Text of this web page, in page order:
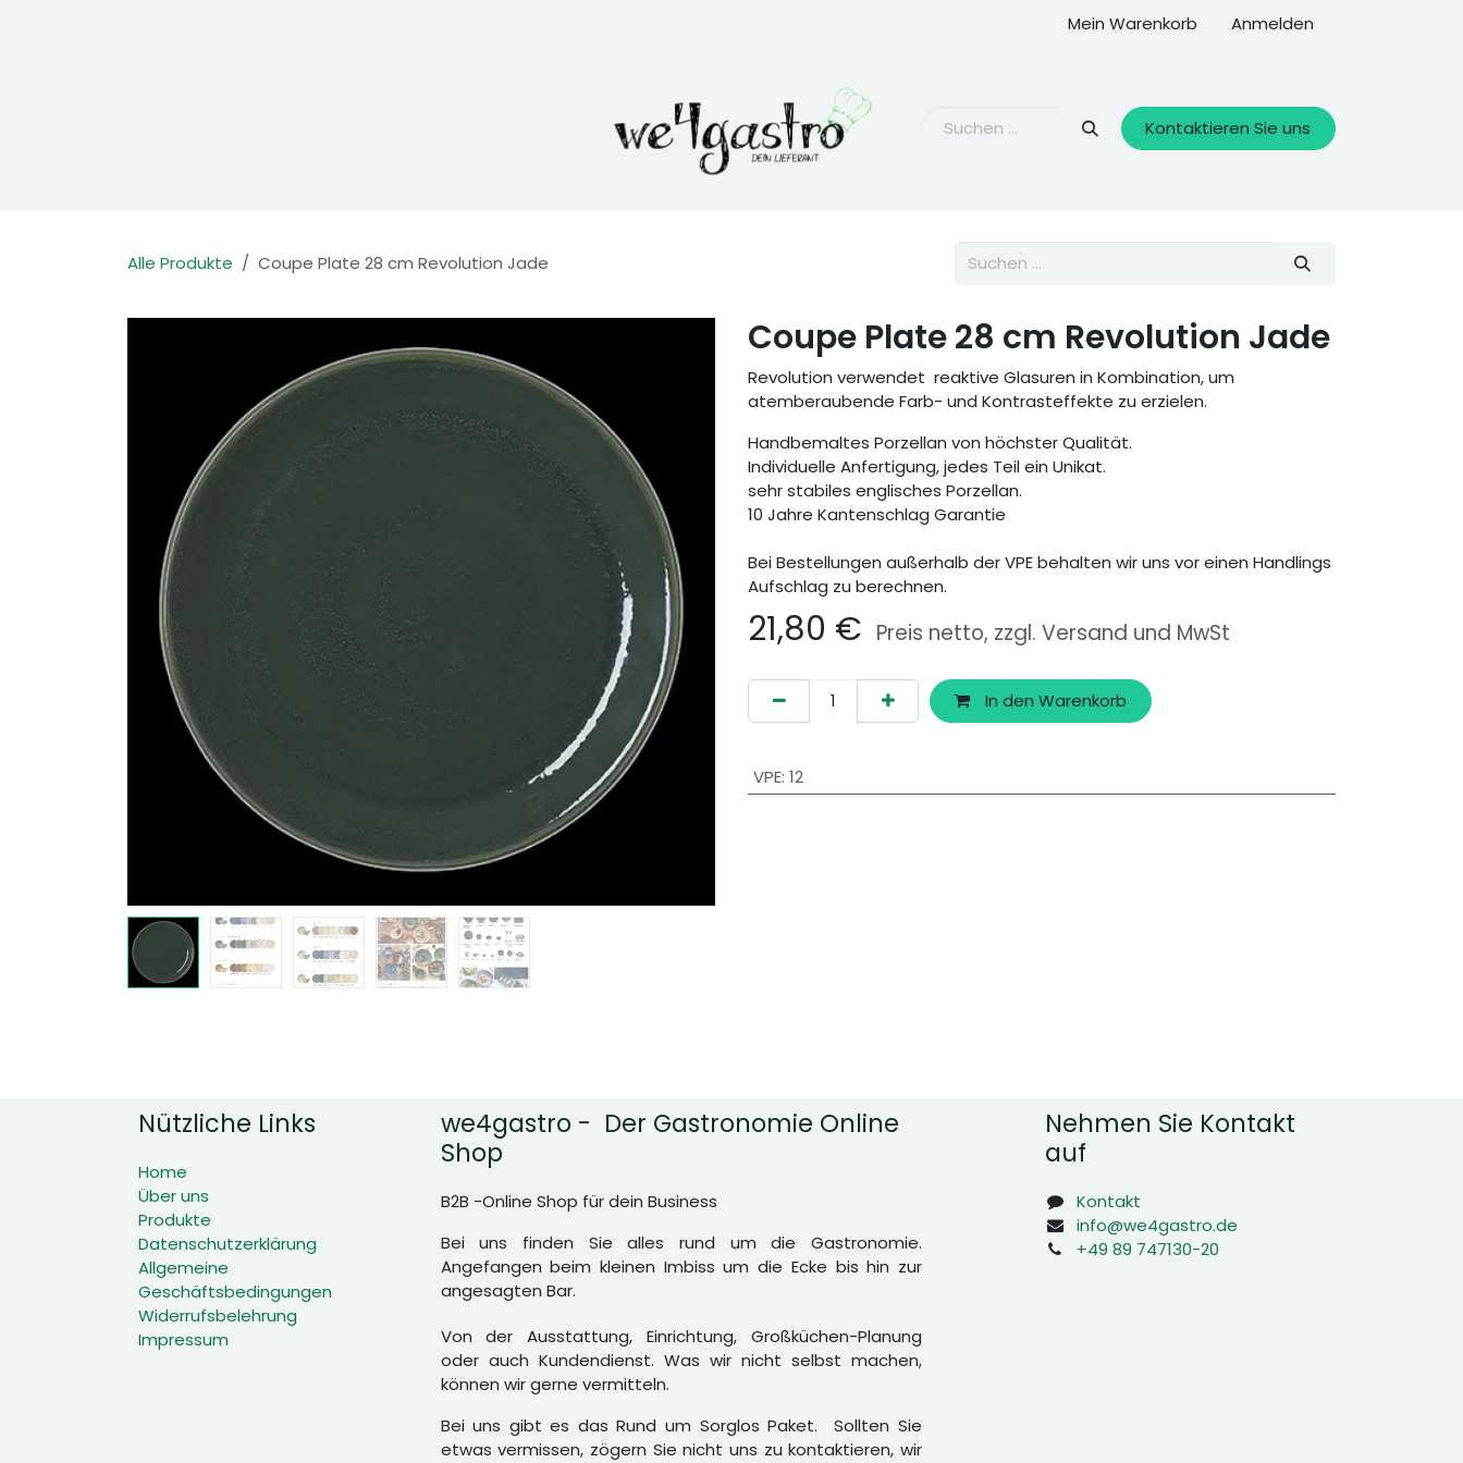
Mein Warenkorb Anmelden
Kontaktieren Sie uns
Alle Produkte Coupe Plate 28 cm Revolution Jade
Coupe Plate 28 cm Revolution Jade
Revolution verwendet reaktive Glasuren in Kombination, um
atemberaubende Farb- und Kontrasteffekte zu erzielen.
Handbemaltes Porzellan von höchster Qualität.
Individuelle Anfertigung, jedes Teil ein Unikat.
sehr stabiles englisches Porzellan.
10 Jahre Kantenschlag Garantie
Bei Bestellungen außerhalb der VPE behalten wir uns vor einen Handlings
Aufschlag zu berechnen.
21,80 € Preis netto, zzgl. Versand und MwSt
In den Warenkorb
VPE: 12
Nützliche Links
Home
Über uns
Produkte
Datenschutzerklärung
Allgemeine
Geschäftsbedingungen
Widerrufsbelehrung
Impressum
we4gastro - Der Gastronomie Online
Shop
B2B -Online Shop für dein Business
Bei uns finden Sie alles rund um die Gastronomie.
Angefangen beim kleinen Imbiss um die Ecke bis hin zur
angesagten Bar.
Von der Ausstattung, Einrichtung, Großküchen-Planung
oder auch Kundendienst. Was wir nicht selbst machen,
können wir gerne vermitteln.
Bei uns gibt es das Rund um Sorglos Paket. Sollten Sie
etwas vermissen, zögern Sie nicht uns zu kontaktieren, wir
Nehmen Sie Kontakt
auf
Kontakt
info@we4gastro.de
+49 89 747130-20